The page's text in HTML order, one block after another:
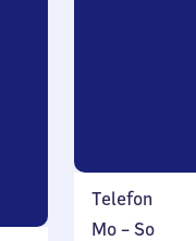
Telefon
Montag
Mo – So,